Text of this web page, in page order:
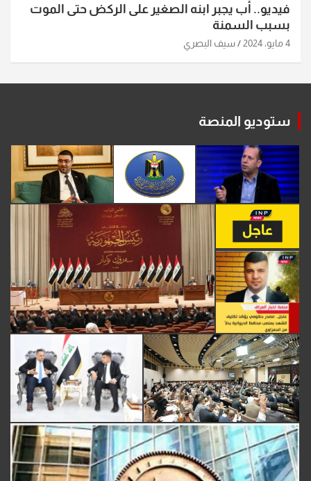
فيديو.. أب يجبر ابنه الصغير على الركض حتى الموت
بسبب السمنة
4 مايو، 2024 سيف البصري
ستوديو المنصة